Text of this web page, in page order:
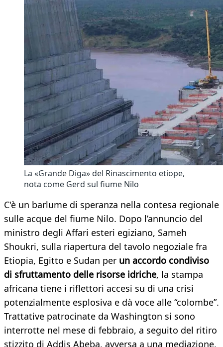
La «Grande Diga» del Rinascimento etiope,
nota come Gerd sul fiume Nilo
C'è un barlume di speranza nella contesa regionale
sulle acque del fiume Nilo. Dopo l’annuncio del
ministro degli Affari esteri egiziano, Sameh
Shoukri, sulla riapertura del tavolo negoziale fra
Etiopia, Egitto e Sudan per un accordo condiviso
di sfruttamento delle risorse idriche, la stampa
africana tiene i riflettori accesi su di una crisi
potenzialmente esplosiva e dà voce alle “colombe”.
Trattative patrocinate da Washington si sono
interrotte nel mese di febbraio, a seguito del ritiro
stizzito di Addis Abeba, avversa a una mediazione,